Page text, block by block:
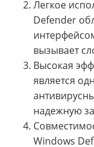
Легкое
Defender
вызывает
Высокая
является
надежную
Windows